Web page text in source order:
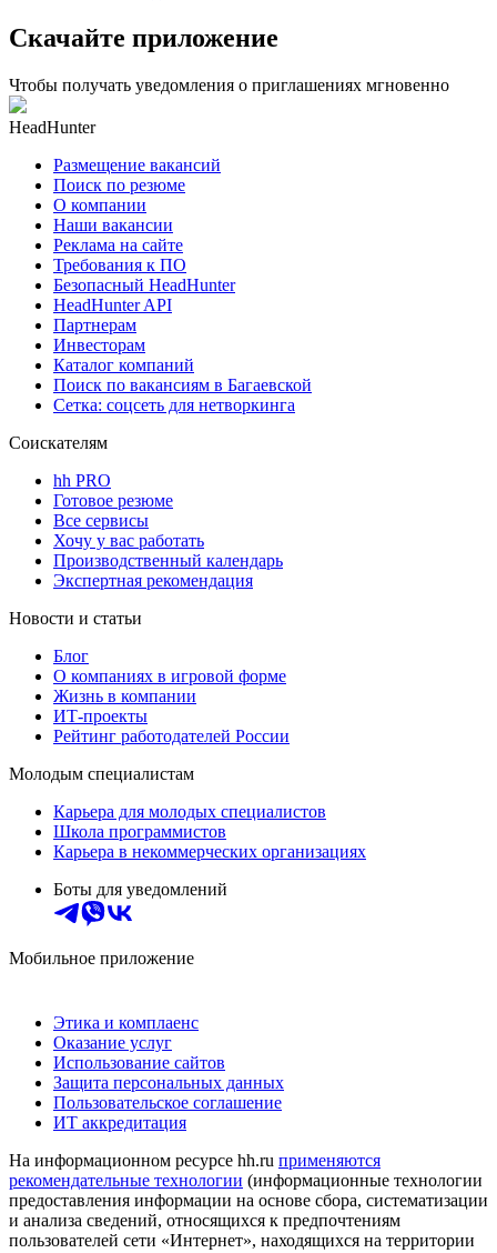
Скачайте приложение
Чтобы получать уведомления о приглашениях мгновенно
HeadHunter
Размещение вакансий
Поиск по резюме
О компании
Наши вакансии
Реклама на сайте
Требования к ПО
Безопасный HeadHunter
HeadHunter API
Партнерам
Инвесторам
Каталог компаний
Поиск по вакансиям в Багаевской
Сетка: соцсеть для нетворкинга
Соискателям
hh PRO
Готовое резюме
Все сервисы
Хочу у вас работать
Производственный календарь
Экспертная рекомендация
Новости и статьи
Блог
О компаниях в игровой форме
Жизнь в компании
ИТ-проекты
Рейтинг работодателей России
Молодым специалистам
Карьера для молодых специалистов
Школа программистов
Карьера в некоммерческих организациях
Боты для уведомлений
Мобильное приложение
Этика и комплаенс
Оказание услуг
Использование сайтов
Защита персональных данных
Пользовательское соглашение
ИТ аккредитация
На информационном ресурсе hh.ru применяются
рекомендательные технологии (информационные технологии
предоставления информации на основе сбора, систематизации
и анализа сведений, относящихся к предпочтениям
пользователей сети «Интернет», находящихся на территории